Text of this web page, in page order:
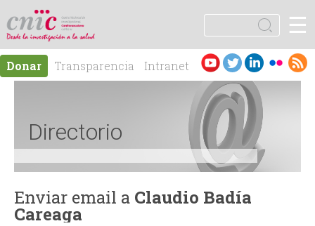
logotipo
En
gli
Es
pa
F
o
r
m
u
s
c
a
r
Donar Transparencia
Intranet
Contacto
☰
Directorio
Enviar email a Claudio Badía
Careaga